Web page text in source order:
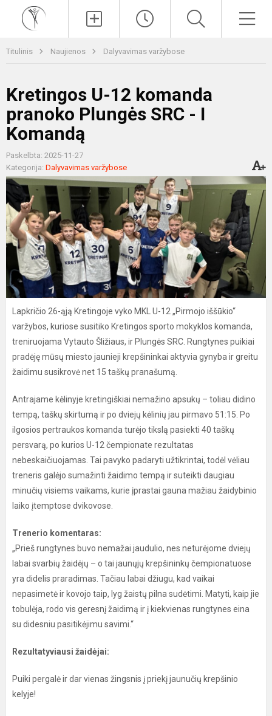
Titulinis Naujienos Dalyvavimas varžybose
Kretingos U-12 komanda
pranoko Plungės SRC - I
Komandą
Paskelbta: 2025-11-27
Kategorija: Dalyvavimas varžybose
Lapkričio 26-ąją Kretingoje vyko MKL U-12 „Pirmojo iššūkio“
varžybos, kuriose susitiko Kretingos sporto mokyklos komanda,
treniruojama Vytauto Šližiaus, ir Plungės SRC. Rungtynes puikiai
pradėję mūsų miesto jaunieji krepšininkai aktyvia gynyba ir greitu
žaidimu susikrovė net 15 taškų pranašumą.
Antrajame kėlinyje kretingiškiai nemažino apsukų – toliau didino
tempą, taškų skirtumą ir po dviejų kėlinių jau pirmavo 51:15. Po
ilgosios pertraukos komanda turėjo tikslą pasiekti 40 taškų
persvarą, po kurios U-12 čempionate rezultatas
nebeskaičiuojamas. Tai pavyko padaryti užtikrintai, todėl vėliau
treneris galėjo sumažinti žaidimo tempą ir suteikti daugiau
minučių visiems vaikams, kurie įprastai gauna mažiau žaidybinio
laiko įtemptose dvikovose.
Trenerio komentaras:
„Prieš rungtynes buvo nemažai jaudulio, nes neturėjome dviejų
labai svarbių žaidėjų – o tai jaunųjų krepšininkų čempionatuose
yra didelis praradimas. Tačiau labai džiugu, kad vaikai
nepasimetė ir kovojo taip, lyg žaistų pilna sudėtimi. Matyti, kaip jie
tobulėja, rodo vis geresnį žaidimą ir į kiekvienas rungtynes eina
su didesniu pasitikėjimu savimi.“
Rezultatyviausi žaidėjai:
Puiki pergalė ir dar vienas žingsnis į priekį jaunučių krepšinio
kelyje!